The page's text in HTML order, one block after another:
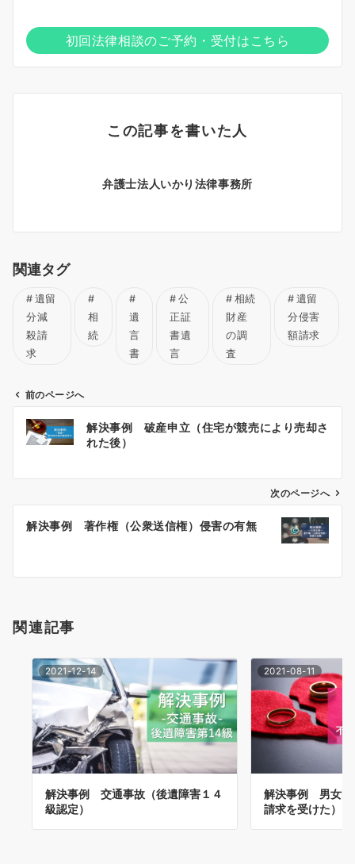
初回法律相談のご予約・受付はこちら
この記事を書いた人
弁護士法人いかり法律事務所
関連タグ
遺留
分減
殺請
求
相
続
遺
言
書
公
正証
書遺
言
相続
財産
の調
査
遺留
分侵害
額請求
ン
前のページへ
解決事例 破産申立（住宅が競売により売却さ
れた後）
次のページへ
解決事例 著作権（公衆送信権）侵害の有無
関連記事
2021-12-14
解決事例 交通事故（後遺障害１４
級認定）
2021-08-11
解決事例 男女問
請求を受けた）